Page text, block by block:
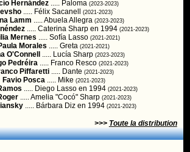
Hernández..... Paloma (2023-2023)
..... Félix Sacanell (2021-2023)
Lamm ..... Abuela Allegra (2023-2023)
..... Caterina Sharp en 1994 (2021-2023)
Mernes ..... Sofía Lasso (2021-2021)
Morales ..... Greta (2021-2021)
O'Connell ..... Lucía Sharp (2023-2023)
Pedréira ..... Franco Resco (2021-2023)
Piffaretti ..... Dante (2021-2023)
Favio Posca..... Mike (2021-2023)
..... Diego Lasso en 1994 (2021-2023)
..... Amelia "Cocó" Sharp (2021-2023)
..... Bárbara Diz en 1994 (2021-2023)
>>> Toute la distribution